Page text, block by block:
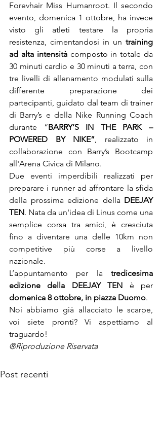
Forevhair Miss Humanroot. Il secondo
evento, domenica 1 ottobre, ha invece
visto gli atleti testare la propria
resistenza, cimentandosi in un training
ad alta intensità composto in totale da
30 minuti cardio e 30 minuti a terra, con
tre livelli di allenamento modulati sulla
differente preparazione dei
partecipanti, guidato dal team di trainer
di Barry’s e della Nike Running Coach
durante “BARRY’S IN THE PARK –
POWERED BY NIKE”, realizzato in
collaborazione con Barry’s Bootcamp
all'Arena Civica di Milano.
Due eventi imperdibili realizzati per
preparare i runner ad affrontare la sfida
della prossima edizione della DEEJAY
TEN. Nata da un'idea di Linus come una
semplice corsa tra amici, è cresciuta
fino a diventare una delle 10km non
competitive più corse a livello
nazionale.
L’appuntamento per la tredicesima
edizione della DEEJAY TEN
domenica 8 ottobre, in piazza Duomo.
Noi abbiamo già allacciato le scarpe,
voi siete pronti? Vi aspettiamo al
traguardo!
®Riproduzione Riservata
Post recenti